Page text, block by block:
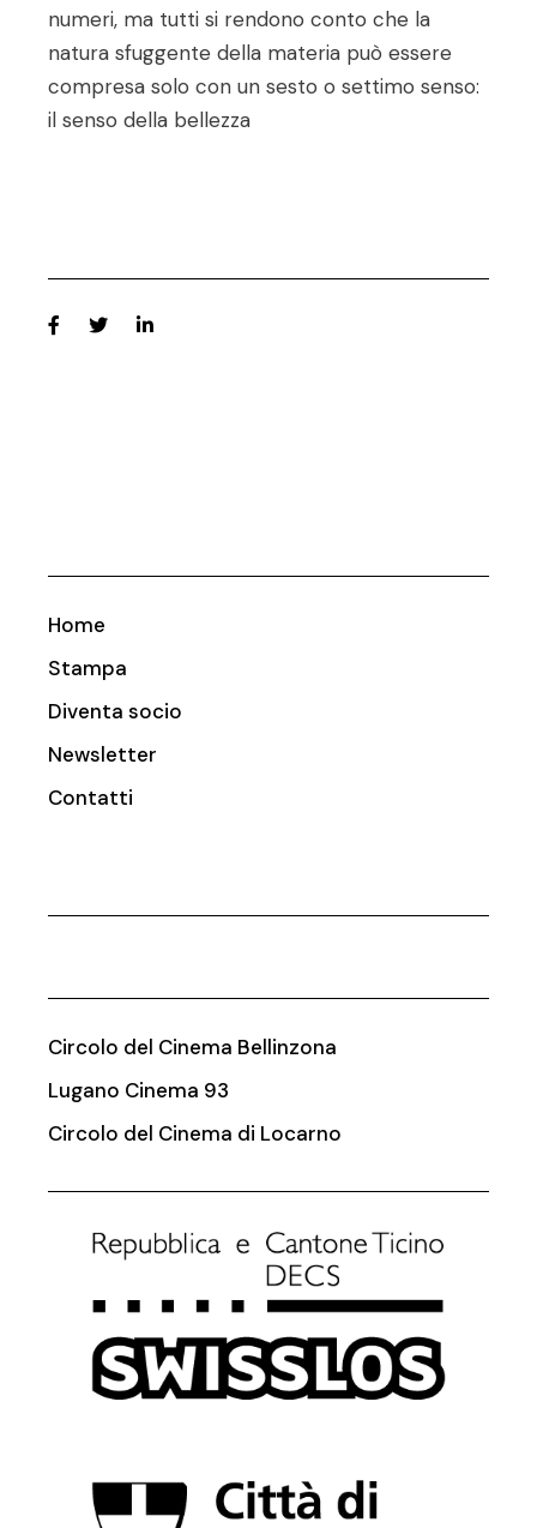
numeri, ma tutti si rendono conto che la
natura sfuggente della materia può essere
compresa solo con un sesto o settimo senso:
il senso della bellezza
Home
Stampa
Diventa socio
Newsletter
Contatti
Circolo del Cinema Bellinzona
Lugano Cinema 93
Circolo del Cinema di Locarno